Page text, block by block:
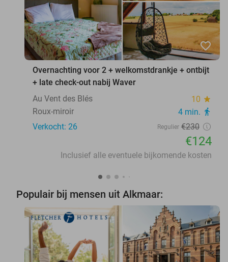
favorite_border
Overnachting voor 2 + welkomstdrankje + ontbijt
+ late check-out nabij Waver
Au Vent des Blés
10 star
Roux-miroir 4 min. directions_walk
Verkocht: 26 Regulier €230
€124
Inclusief alle eventuele bijkomende kosten
Populair bij mensen uit Alkmaar: